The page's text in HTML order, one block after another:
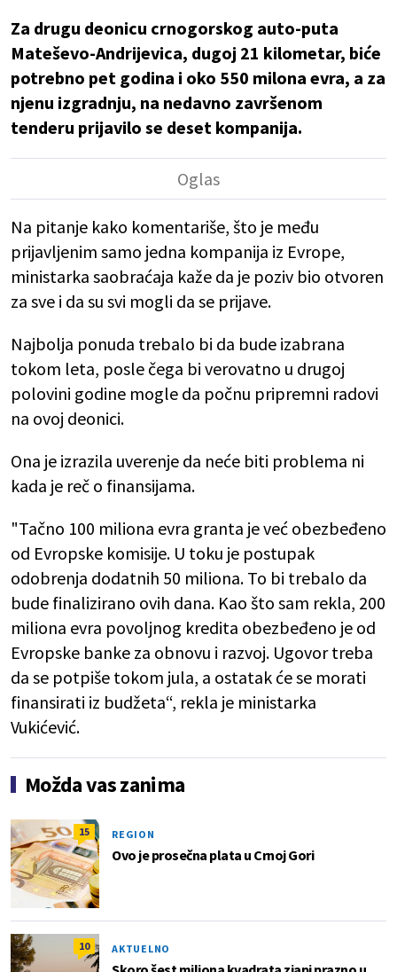
Za drugu deonicu crnogorskog auto-puta
Mateševo-Andrijevica, dugoj 21 kilometar, biće
potrebno pet godina i oko 550 milona evra, a za
njenu izgradnju, na nedavno završenom
tenderu prijavilo se deset kompanija.
Na pitanje kako komentariše, što je među
prijavljenim samo jedna kompanija iz Evrope,
ministarka saobraćaja kaže da je poziv bio otvoren
za sve i da su svi mogli da se prijave.
Najbolja ponuda trebalo bi da bude izabrana
tokom leta, posle čega bi verovatno u drugoj
polovini godine mogle da počnu pripremni radovi
na ovoj deonici.
Ona je izrazila uverenje da neće biti problema ni
kada je reč o finansijama.
"Tačno 100 miliona evra granta je već obezbeđeno
od Evropske komisije. U toku je postupak
odobrenja dodatnih 50 miliona. To bi trebalo da
bude finalizirano ovih dana. Kao što sam rekla, 200
miliona evra povoljnog kredita obezbeđeno je od
Evropske banke za obnovu i razvoj. Ugovor treba
da se potpiše tokom jula, a ostatak će se morati
finansirati iz budžeta“, rekla je ministarka
Vukićević.
Možda vas zanima
15 REGION
Ovo je prosečna plata u Crnoj Gori
10 AKTUELNO